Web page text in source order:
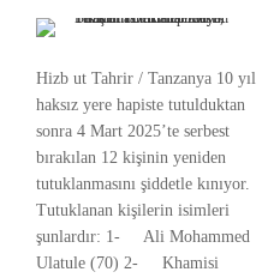
Hizb ut Tahrir / Tanzanya 10 yıl
haksız yere hapiste tutulduktan
sonra 4 Mart 2025’te serbest
bırakılan 12 kişinin yeniden
tutuklanmasını şiddetle kınıyor.
Tutuklanan kişilerin isimleri
şunlardır: 1- Ali Mohammed
Ulatule (70) 2- Khamisi